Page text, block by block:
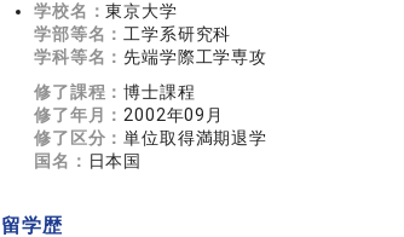
学校名：東京大学
学部等名： 工学系研究科
学科等名：先端学際工学専攻
修了課程：博士課程
修了年月： 2002年09月
修了区分：単位取得満期退学
国名： 日本国
留学歴